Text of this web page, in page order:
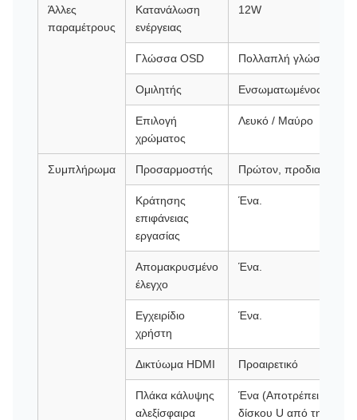
Άλλες
παραμέτρους
Κατανάλωση
ενέργειας
12W
Γλώσσα OSD Πολλαπλή γλώσσα
Ομιλητής Ενσωματωμένος ηχείο
Επιλογή
χρώματος
Λευκό / Μαύρο
Συμπλήρωμα Προσαρμοστής Πρώτον,
Κράτησης
επιφάνειας
εργασίας
Ένα.
Απομακρυσμένο
έλεγχο
Ένα.
Εγχειρίδιο
χρήστη
Ένα.
Δικτύωμα HDMI Προαιρετικό
Πλάκα κάλυψης
αλεξίσφαιρα
Ένα (Αποτρέπει την
δίσκου U από την